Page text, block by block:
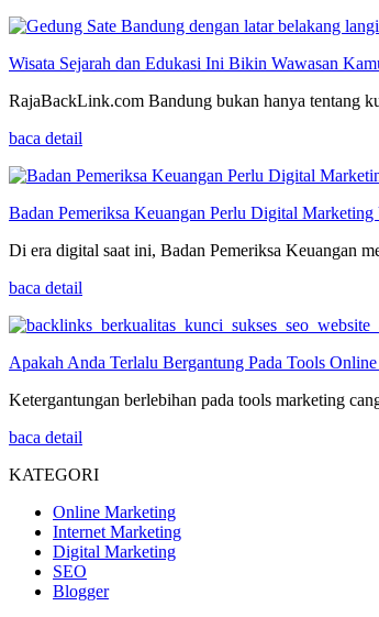
Wisata Sejarah dan Edukasi Ini Bikin Wawasan
RajaBackLink.com Bandung bukan hanya tentang
baca detail
Badan Pemeriksa Keuangan Perlu Digital Marketing
Di era digital saat ini, Badan Pemeriksa Keuangan
baca detail
Apakah Anda Terlalu Bergantung Pada Tools
Ketergantungan berlebihan pada tools marketing
baca detail
KATEGORI
Online Marketing
Internet Marketing
Digital Marketing
SEO
Blogger